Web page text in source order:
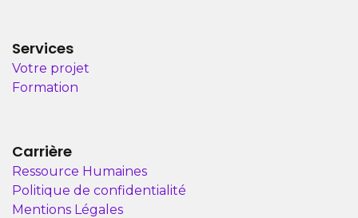
Services
Votre projet
Formation
Carrière
Ressource Humaines
Politique de confidentialité
Mentions Légales